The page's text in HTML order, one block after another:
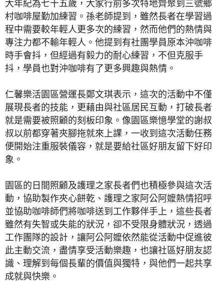
大年紀為七十五歲，大家行前多次特地齊聚到三號鄉
村咖啡屋勤加練習。孫老師提到，雖然長者在學習過
程中需要較年輕人更多次的練習，然而他們的熱情與
專注力都不輸年輕人。他提到有社團學員原本沖咖啡
時手會抖，但經過有毅力的耐心練習，不但克服手
抖，學員也對沖咖啡有了更多興趣與熱情。
仁馨樂活園區營運長鄭文琪表示，這次的活動中不僅
展現長者的技能，更藉由與社區居民互動，打破長者
就是需要被照顧的刻板印象。像園區樂憶學堂的謝叔
叔以前都穿著夾腳拖就來上課，一收到這次活動任務
便開始注重服裝儀容，就是要給社區好朋友留下好印
象。
園區的日間照顧及護理之家長者們也積極參與這次活
動，協助製作夾心餅乾、護理之家阿公阿嬤熱情招呼
並協助咖啡師們將咖啡送到工作夥伴手上，這些長者
雖然有失智或失能的狀況，卻不受限身體狀況，透過
工作團隊的設計，讓阿公阿嬤依然能從活動中促進彼
此主動交流，盡情享受活動樂趣，也讓社區好朋友認
識、理解到每個長輩的價值與獨特，與他們一起共享
成就與快樂。